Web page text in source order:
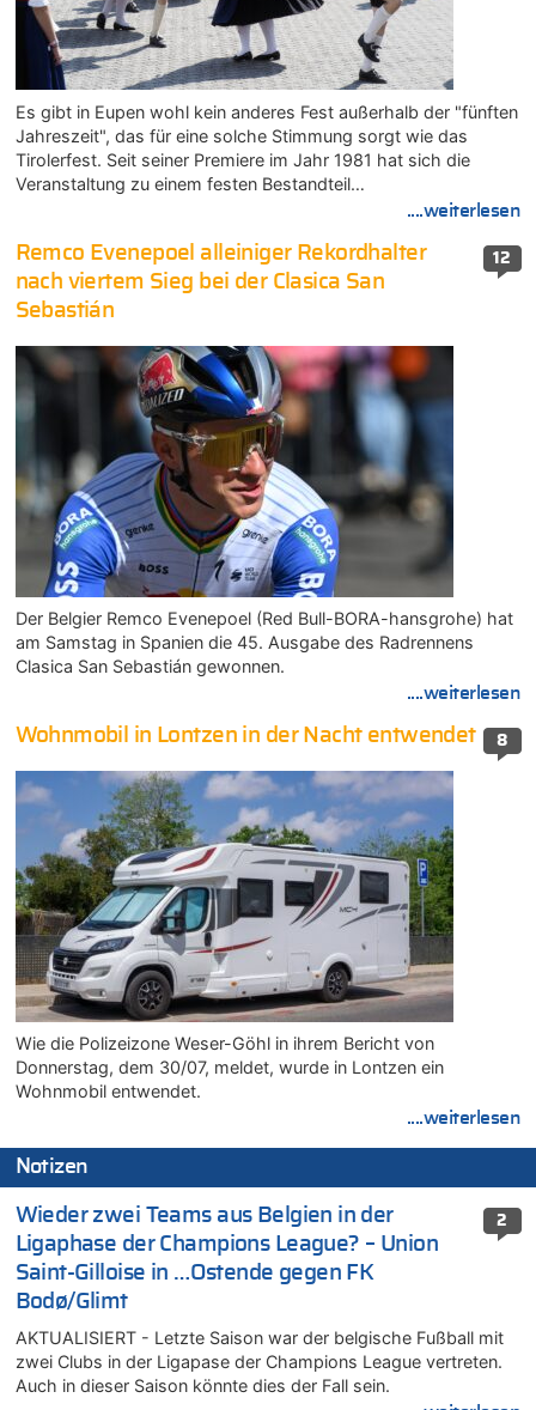
Es gibt in Eupen wohl kein anderes Fest außerhalb der "fünften
Jahreszeit", das für eine solche Stimmung sorgt wie das
Tirolerfest. Seit seiner Premiere im Jahr 1981 hat sich die
Veranstaltung zu einem festen Bestandteil…
....weiterlesen
12
Remco Evenepoel alleiniger Rekordhalter
nach viertem Sieg bei der Clasica San
Sebastián
Der Belgier Remco Evenepoel (Red Bull-BORA-hansgrohe) hat
am Samstag in Spanien die 45. Ausgabe des Radrennens
Clasica San Sebastián gewonnen.
....weiterlesen
8
Wohnmobil in Lontzen in der Nacht entwendet
Wie die Polizeizone Weser-Göhl in ihrem Bericht von
Donnerstag, dem 30/07, meldet, wurde in Lontzen ein
Wohnmobil entwendet.
....weiterlesen
Notizen
2
Wieder zwei Teams aus Belgien in der
Ligaphase der Champions League? – Union
Saint-Gilloise in …Ostende gegen FK
Bodø/Glimt
AKTUALISIERT - Letzte Saison war der belgische Fußball mit
zwei Clubs in der Ligapase der Champions League vertreten.
Auch in dieser Saison könnte dies der Fall sein.